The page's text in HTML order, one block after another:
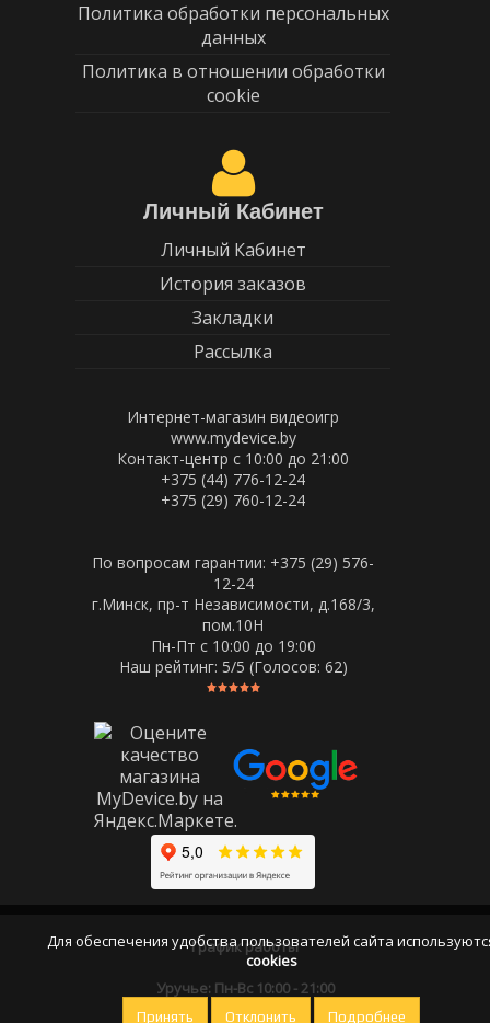
Политика обработки персональных
данных
Политика в отношении обработки
cookie
Личный Кабинет
Личный Кабинет
История заказов
Закладки
Рассылка
Интернет-магазин видеоигр
www.mydevice.by
Контакт-центр с 10:00 до 21:00
+375 (44) 776-12-24
+375 (29) 760-12-24
По вопросам гарантии: +375 (29) 576-
12-24
г.Минск, пр-т Независимости, д.168/3,
пом.10Н
Пн-Пт c 10:00 до 19:00
Наш рейтинг: 5/5 (Голосов: 62)
График работы
Уручье: Пн-Вс 10:00 - 21:00
Для обеспечения удобства пользователей сайта
cookies
Принять Отклонить Подробнее